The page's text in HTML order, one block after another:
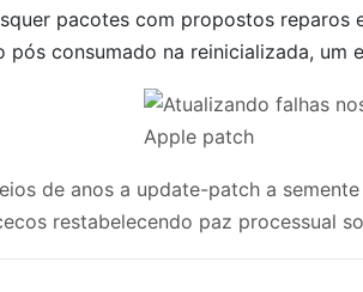
pacotes com propostos
pós consumado na reinicializada,
de anos a update-patch a
restabelecendo paz processual